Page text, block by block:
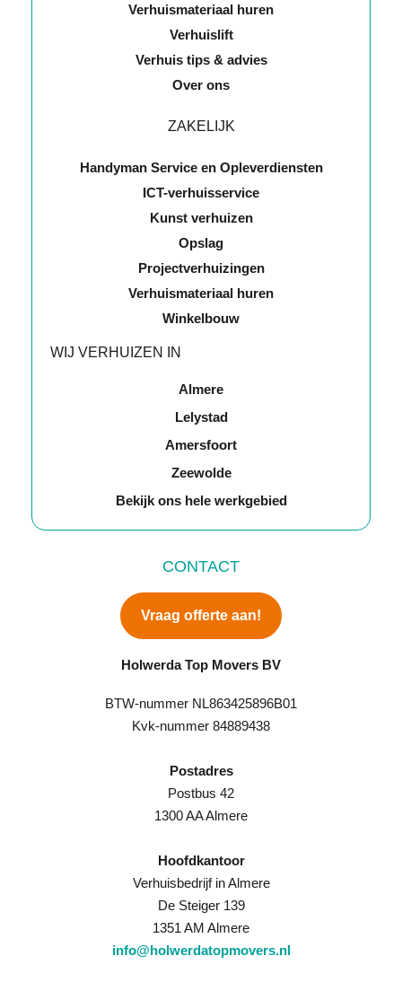
Verhuismateriaal huren
Verhuislift
Verhuis tips & advies
Over ons
ZAKELIJK
Handyman Service en Opleverdiensten
ICT-verhuisservice
Kunst verhuizen
Opslag
Projectverhuizingen
Verhuismateriaal huren
Winkelbouw
WIJ VERHUIZEN IN
Almere
Lelystad
Amersfoort
Zeewolde
Bekijk ons hele werkgebied
CONTACT
Vraag offerte aan!
Holwerda Top Movers BV
BTW-nummer NL863425896B01
Kvk-nummer 84889438
Postadres
Postbus 42
1300 AA Almere
Hoofdkantoor
Verhuisbedrijf in Almere
De Steiger 139
1351 AM Almere
info@holwerdatopmovers.nl